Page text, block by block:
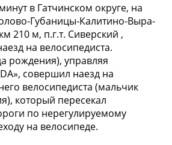
в Гатчинском округе, на
Губаницы-Калитино-Выра-
210 м, п.г.т. Сиверский ,
на велосипедиста.
рождения), управляя
совершил наезд на
велосипедиста (мальчик
который пересекал
по нерегулируемому
на велосипеде.